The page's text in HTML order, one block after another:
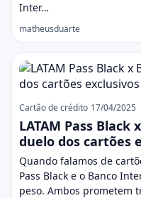
Inter…
matheusduarte
Cartão de crédito 17/04/2025
LATAM Pass
duelo dos cartões
Quando falamos de
Pass Black e o Banco
peso. Ambos prometem